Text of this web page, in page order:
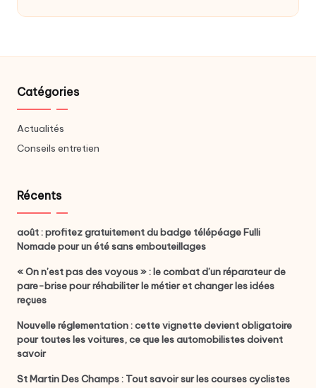
Catégories
Actualités
Conseils entretien
Récents
août : profitez gratuitement du badge télépéage Fulli
Nomade pour un été sans embouteillages
« On n’est pas des voyous » : le combat d’un réparateur de
pare-brise pour réhabiliter le métier et changer les idées
reçues
Nouvelle réglementation : cette vignette devient obligatoire
pour toutes les voitures, ce que les automobilistes doivent
savoir
St Martin Des Champs : Tout savoir sur les courses cyclistes